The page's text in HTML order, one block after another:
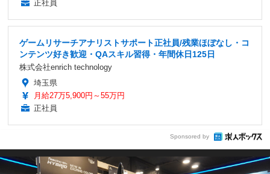
正社員
ゲームリサーチアナリストサポート正社員/残業ほぼなし・コ
ンテンツ好き歓迎・QAスキル習得・年間休日125日
株式会社enrich technology
埼玉県
月給27万5,900円～55万円
正社員
Sponsored by